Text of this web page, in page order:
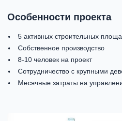
Особенности проекта
5 активных строительных
Собственное производство
8-10 человек на проект
Сотрудничество с крупными
Месячные затраты на